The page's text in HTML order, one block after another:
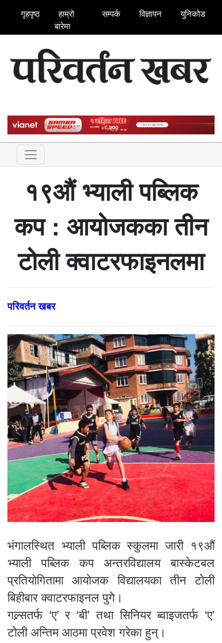
गृहपृष्ठ
हाम्रो
बारेमा
सम्पर्क विज्ञापन युनिकोड
१९औं भ्याली पब्लिक
कप : आयोजकका तीन
टोली क्वाटरफाइनलमा
परिवर्तन खबर
भंगालस्थित भ्याली पब्लिक स्कुलमा जारी १९औं
भ्याली पब्लिक कप अन्तरविद्यालय बास्केटबल
प्रतियोगितामा आयोजक विद्यालयका तीन टोली
बिहीबार क्वाटरफाइनल पुगे।
गल्र्सतर्फ ‘ए’ र ‘बी’ तथा सिनियर ब्वाइजतर्फ ‘ए’
टोली अन्तिम आठमा प्रवेश गरेका हुन्।